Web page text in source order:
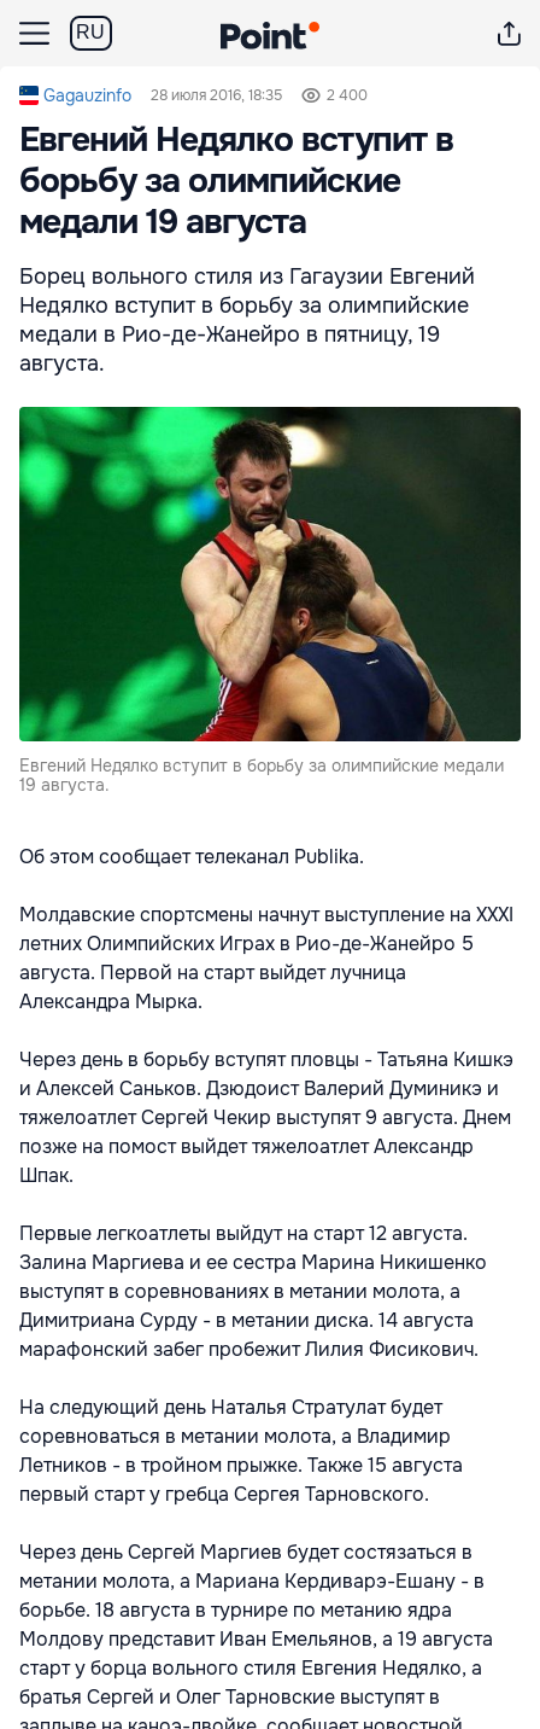
RU
Gagauzinfo 28 июля 2016, 18:35 2 400
Евгений Недялко вступит в
борьбу за олимпийские
медали 19 августа
Борец вольного стиля из Гагаузии Евгений
Недялко вступит в борьбу за олимпийские
медали в Рио-де-Жанейро в пятницу, 19
августа.
Евгений Недялко вступит в борьбу за олимпийские медали
19 августа.
Об этом сообщает телеканал Publika.
Молдавские спортсмены начнут выступление на XXXI
летних Олимпийских Играх в Рио-де-Жанейро 5
августа. Первой на старт выйдет лучница
Александра Мырка.
Через день в борьбу вступят пловцы - Татьяна Кишкэ
и Алексей Саньков. Дзюдоист Валерий Думиникэ и
тяжелоатлет Сергей Чекир выступят 9 августа. Днем
позже на помост выйдет тяжелоатлет Александр
Шпак.
Первые легкоатлеты выйдут на старт 12 августа.
Залина Маргиева и ее сестра Марина Никишенко
выступят в соревнованиях в метании молота, а
Димитриана Сурду - в метании диска. 14 августа
марафонский забег пробежит Лилия Фисикович.
На следующий день Наталья Стратулат будет
соревноваться в метании молота, а Владимир
Летников - в тройном прыжке. Также 15 августа
первый старт у гребца Сергея Тарновского.
Через день Сергей Маргиев будет состязаться в
метании молота, а Мариана Кердиварэ-Ешану - в
борьбе. 18 августа в турнире по метанию ядра
Молдову представит Иван Емельянов, а 19 августа
старт у борца вольного стиля Евгения Недялко, а
братья Сергей и Олег Тарновские выступят в